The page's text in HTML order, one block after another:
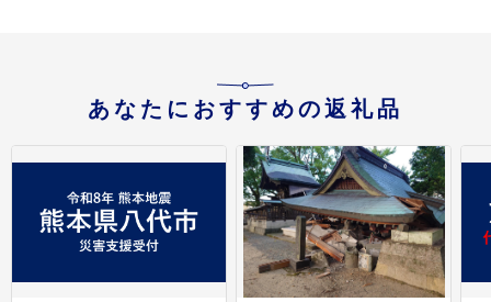
あなたにおすすめの返礼品